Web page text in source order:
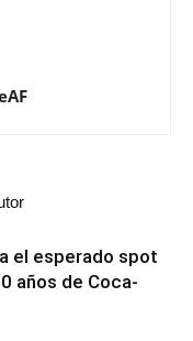
el esperado spot
años de Coca-